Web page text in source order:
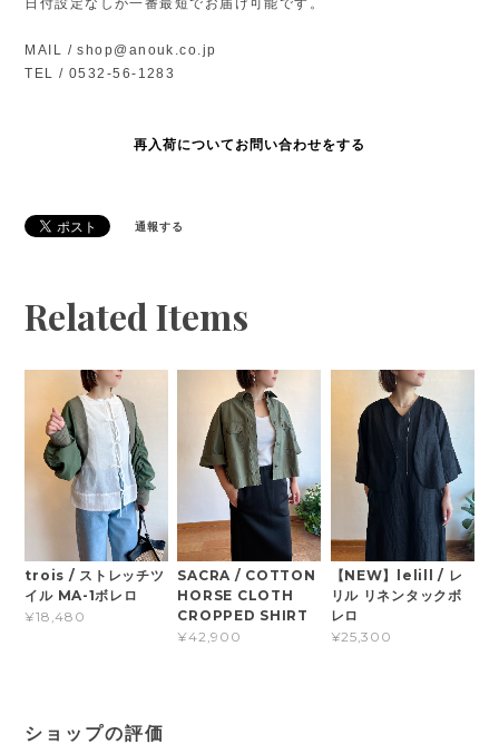
MAIL /shop@anouk.co.jp
TEL / 0532-56-1283
再入荷についてお問い合わせをする
通報する
Related Items
trois / ストレッチツ
イル MA-1ボレロ
¥18,480
SACRA / COTTON
HORSE CLOTH
CROPPED SHIRT
¥42,900
【NEW】lelill / レ
リル リネンタックボ
レロ
¥25,300
ショップの評価